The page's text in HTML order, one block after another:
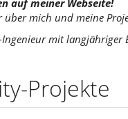
über mich und meine
mit
Projekte